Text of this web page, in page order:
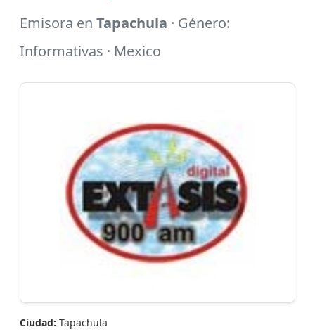
Emisora en Tapachula · Género:
Informativas · Mexico
Ciudad: Tapachula